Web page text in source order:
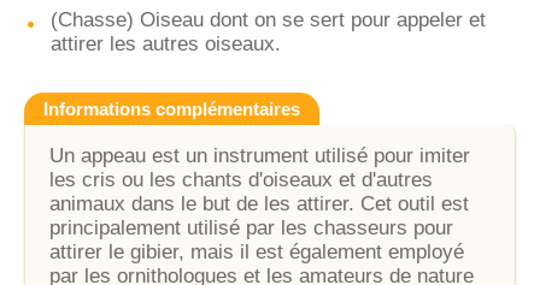
(Chasse) Oiseau dont on se sert pour appeler et
attirer les autres oiseaux.
Informations complémentaires
Un appeau est un instrument utilisé pour imiter
les cris ou les chants d'oiseaux et d'autres
animaux dans le but de les attirer. Cet outil est
principalement utilisé par les chasseurs pour
attirer le gibier, mais il est également employé
par les ornithologues et les amateurs de nature